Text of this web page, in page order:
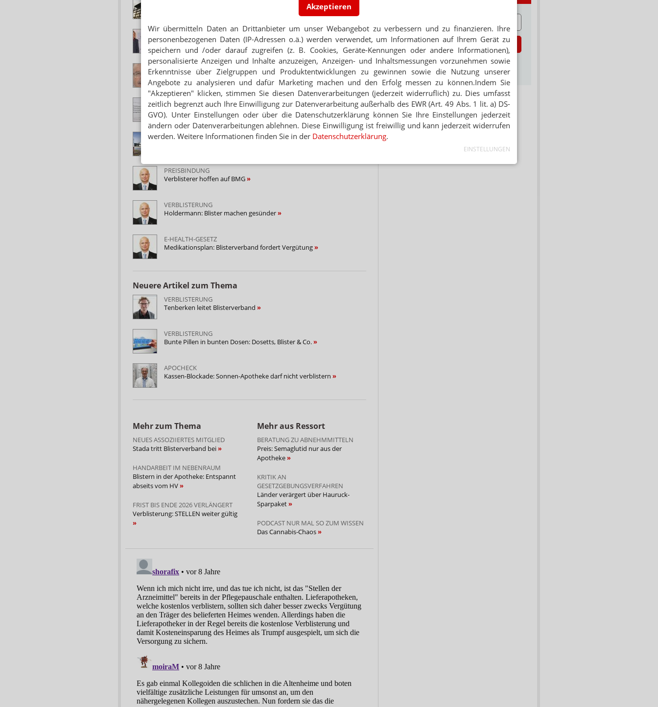
Akzeptieren
Wir übermitteln Daten an Drittanbieter um unser Webangebot zu verbessern und zu finanzieren. Ihre
personenbezogenen Daten (IP-Adressen o.ä.) werden verwendet, um Informationen auf Ihrem Gerät zu
speichern und /oder darauf zugreifen (z. B. Cookies, Geräte-Kennungen oder andere Informationen),
personalisierte Anzeigen und Inhalte anzuzeigen, Anzeigen- und Inhaltsmessungen vorzunehmen sowie
Erkenntnisse über Zielgruppen und Produktentwicklungen zu gewinnen sowie die Nutzung unserer
Angebote zu analysieren und dafür Marketing machen und den Erfolg messen zu können.Indem Sie
"Akzeptieren" klicken, stimmen Sie diesen Datenverarbeitungen (jederzeit widerruflich) zu. Dies umfasst
zeitlich begrenzt auch Ihre Einwilligung zur Datenverarbeitung außerhalb des EWR (Art. 49 Abs. 1 lit. a) DS-
GVO). Unter Einstellungen oder über die Datenschutzerklärung können Sie Ihre Einstellungen jederzeit
ändern oder Datenverarbeitungen ablehnen. Diese Einwilligung ist freiwillig und kann jederzeit widerrufen
werden. Weitere Informationen finden Sie in der Datenschutzerklärung.
EINSTELLUNGEN
Apobank: Apotheken drohen „herbe Einschnitte“
HONORARGUTACHTEN
MVDA: Apotheker müssen aufstehen
VERGÜTUNG
Honorargutachten: Apotheker hält dagegen
APOTHEKENHONORAR
Das Gutachten ist da
BLISTERVERBAND
PREISBINDUNG
Verblisterer hoffen auf BMG
VERBLISTERUNG
Holdermann: Blister machen gesünder
E-HEALTH-GESETZ
Medikationsplan: Blisterverband fordert Vergütung
Neuere Artikel zum Thema
VERBLISTERUNG
Tenberken leitet Blisterverband
VERBLISTERUNG
Bunte Pillen in bunten Dosen: Dosetts, Blister & Co.
APOCHECK
Kassen-Blockade: Sonnen-Apotheke darf nicht verblistern
Mehr zum Thema
NEUES ASSOZIIERTES MITGLIED
Stada tritt Blisterverband bei
HANDARBEIT IM NEBENRAUM
Blistern in der Apotheke: Entspannt
abseits vom HV
FRIST BIS ENDE 2026 VERLÄNGERT
Verblisterung: STELLEN weiter gültig
Mehr aus Ressort
BERATUNG ZU ABNEHMMITTELN
Preis: Semaglutid nur aus der
Apotheke
KRITIK AN
GESETZGEBUNGSVERFAHREN
Länder verärgert über Hauruck-
Sparpaket
PODCAST NUR MAL SO ZUM WISSEN
Das Cannabis-Chaos
Jetzt abonnieren
Hinweis zum Newsletter &
Datenschutz